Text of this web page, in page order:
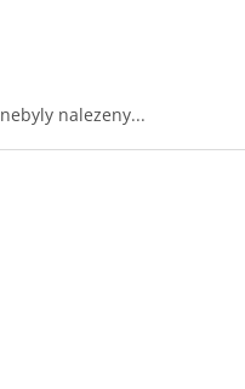
nebyly nalezeny...